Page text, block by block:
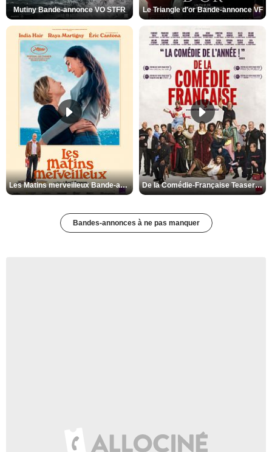
Mutiny Bande-annonce VO STFR Le Triangle d'or Bande-annonce VF
Les Matins merveilleux Bande-annonce VF De la Comédie-Française Teaser VF
Bandes-annonces à ne pas manquer